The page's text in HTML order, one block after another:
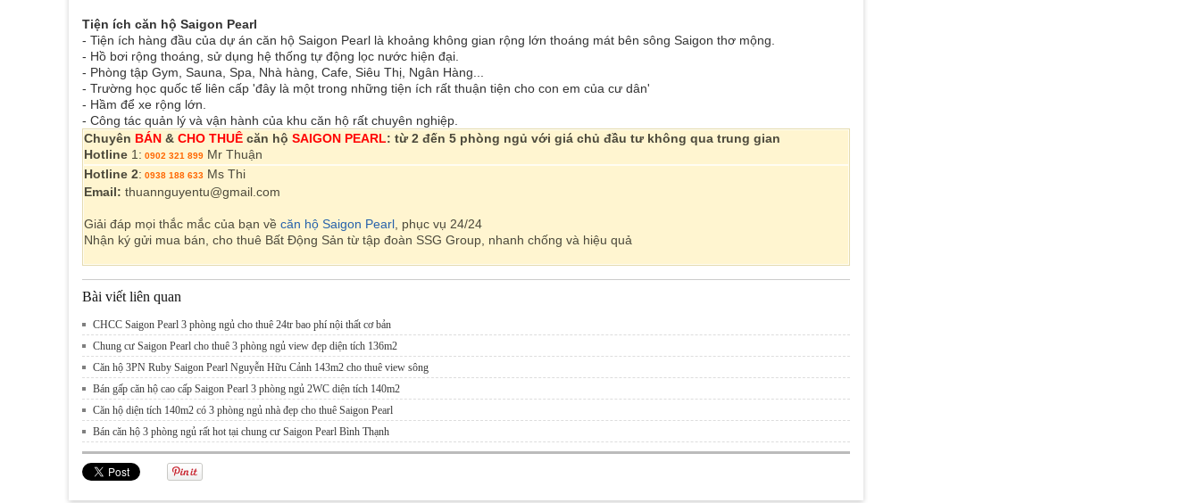
Tiện ích căn hộ Saigon Pearl
- Tiện ích hàng đầu của dự án căn hộ Saigon Pearl là khoảng không gian rộng lớn thoáng mát bên sông Saigon thơ mộng.
- Hồ bơi rộng thoáng, sử dụng hệ thống tự động lọc nước hiện đại.
- Phòng tập Gym, Sauna, Spa, Nhà hàng, Cafe, Siêu Thị, Ngân Hàng...
- Trường học quốc tế liên cấp 'đây là một trong những tiện ích rất thuận tiện cho con em của cư dân'
- Hầm để xe rộng lớn.
- Công tác quản lý và vận hành của khu căn hộ rất chuyên nghiệp.
Chuyên BÁN & CHO THUÊ căn hộ SAIGON PEARL: từ 2 đến 5 phòng ngủ với giá chủ đầu tư không qua trung gian
Hotline 1: 0902 321 899 Mr Thuận
Hotline 2: 0938 188 633 Ms Thi
Email: thuannguyentu@gmail.com
Giải đáp mọi thắc mắc của bạn về căn hộ Saigon Pearl , phục vụ 24/24
Nhận ký gửi mua bán, cho thuê Bất Động Sản từ tập đoàn SSG Group, nhanh chống và hiệu quả
Bài viết liên quan
CHCC Saigon Pearl 3 phòng ngủ cho thuê 24tr bao phí nội thất cơ bản
Chung cư Saigon Pearl cho thuê 3 phòng ngủ view đẹp diện tích 136m2
Căn hộ 3PN Ruby Saigon Pearl Nguyễn Hữu Cảnh 143m2 cho thuê view sông
Bán gấp căn hộ cao cấp Saigon Pearl 3 phòng ngủ 2WC diện tích 140m2
Căn hộ diện tích 140m2 có 3 phòng ngủ nhà đẹp cho thuê Saigon Pearl
Bán căn hộ 3 phòng ngủ rất hot tại chung cư Saigon Pearl Bình Thạnh